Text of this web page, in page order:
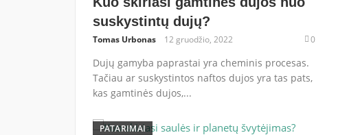
suskystintų dujų?
Tomas Urbonas 12 gruodžio, 2022 0
Dujų gamyba paprastai yra cheminis procesas.
Tačiau ar suskystintos naftos dujos yra tas pats,
kas gamtinės dujos,...
PATARIMAI